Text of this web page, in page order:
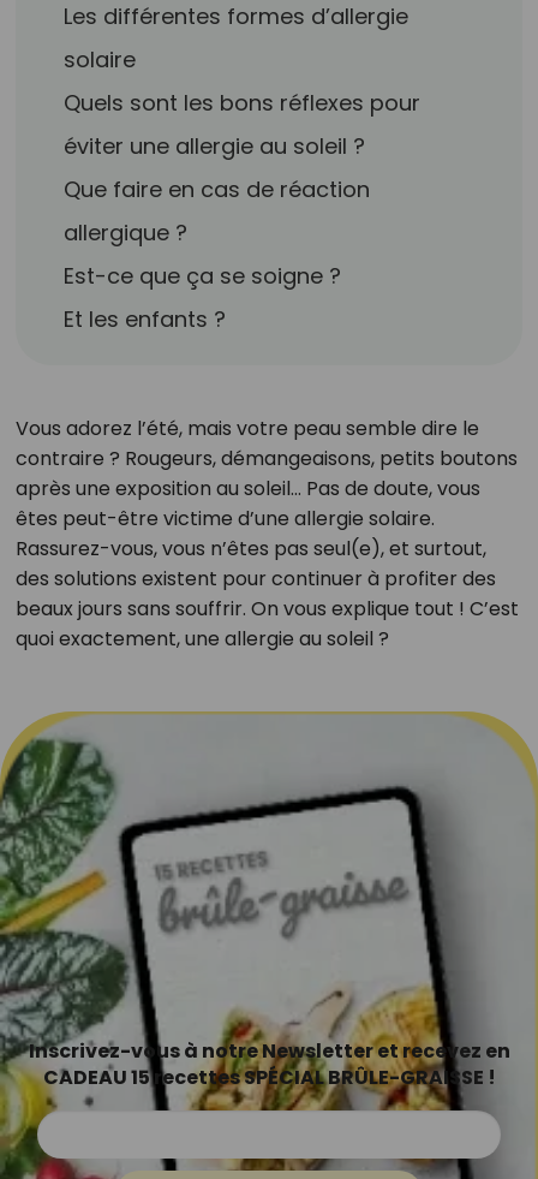
Les différentes formes d’allergie
solaire
Quels sont les bons réflexes pour
éviter une allergie au soleil ?
Que faire en cas de réaction
allergique ?
Est-ce que ça se soigne ?
Et les enfants ?
Vous adorez l’été, mais votre peau semble dire le
contraire ? Rougeurs, démangeaisons, petits boutons
après une exposition au soleil… Pas de doute, vous
êtes peut-être victime d’une allergie solaire.
Rassurez-vous, vous n’êtes pas seul(e), et surtout,
des solutions existent pour continuer à profiter des
beaux jours sans souffrir. On vous explique tout ! C’est
quoi exactement, une allergie au soleil ?
Inscrivez-vous à notre Newsletter et recevez en
CADEAU 15 recettes SPÉCIAL BRÛLE-GRAISSE !